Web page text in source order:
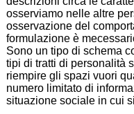
osserviamo nelle altre
osservazione del
formulazione è
Sono un tipo di schema
tipi di tratti di personalità
riempire gli spazi vuori
numero limitato di
situazione sociale in cui